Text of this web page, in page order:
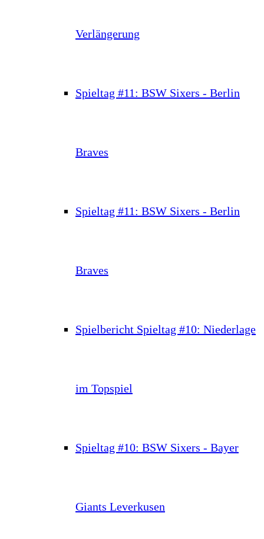
Verlängerung
Spieltag #11: BSW Sixers - Berlin
Braves
Spieltag #11: BSW Sixers - Berlin
Braves
Spielbericht Spieltag #10: Niederlage
im Topspiel
Spieltag #10: BSW Sixers - Bayer
Giants Leverkusen